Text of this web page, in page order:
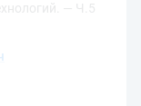
— Ч.5